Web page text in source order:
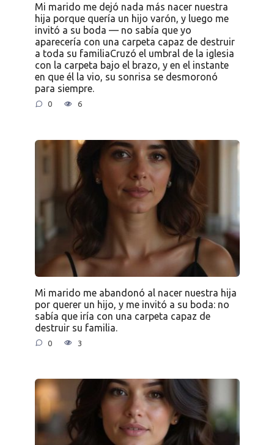
Mi marido me dejó nada más nacer nuestra
hija porque quería un hijo varón, y luego me
invitó a su boda — no sabía que yo
aparecería con una carpeta capaz de destruir
a toda su familiaCruzó el umbral de la iglesia
con la carpeta bajo el brazo, y en el instante
en que él la vio, su sonrisa se desmoronó
para siempre.
0 6
Mi marido me abandonó al nacer nuestra hija
por querer un hijo, y me invitó a su boda: no
sabía que iría con una carpeta capaz de
destruir su familia.
0 3